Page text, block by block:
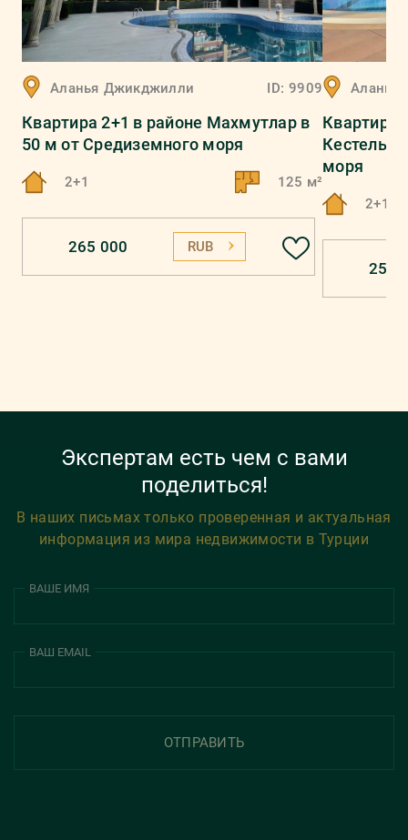
Аланья Джикджилли ID: 9909
Квартира 2+1 в районе Махмутлар в
50 м от Средиземного моря
2+1 125 м²
265 000 RUB
Аланья
Квартира
Кестель в
моря
2+1
258
Экспертам есть чем с вами
поделиться!
В наших письмах только проверенная и актуальная
информация из мира недвижимости в Турции
ВАШЕ ИМЯ
ВАШ EMAIL
ОТПРАВИТЬ